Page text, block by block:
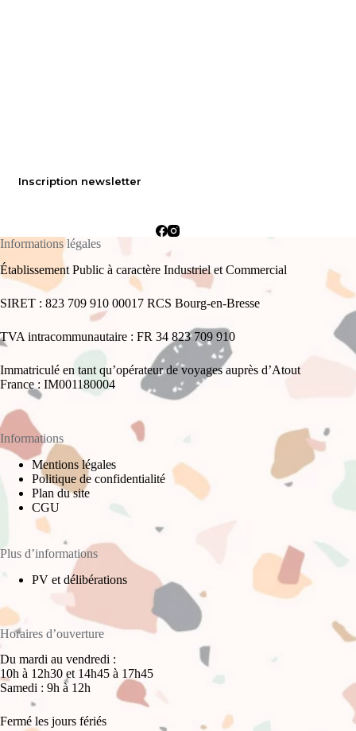
Inscription newsletter
Informations légales
Établissement Public à caractère Industriel et Commercial
SIRET : 823 709 910 00017 RCS Bourg-en-Bresse
TVA intracommunautaire : FR 34 823 709 910
Immatriculé en tant qu’opérateur de voyages auprès d’Atout
France : IM001180004
Informations
Mentions légales
Politique de confidentialité
Plan du site
CGU
Plus d’informations
PV et délibérations
Horaires d’ouverture
Du mardi au vendredi :
10h à 12h30 et 14h45 à 17h45
Samedi : 9h à 12h
Fermé les jours fériés